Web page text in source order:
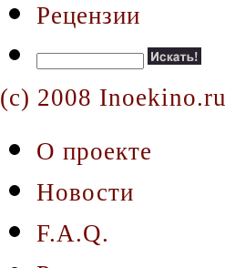
Рецензии
(c) 2008 Inoekino.ru
О проекте
Новости
F.A.Q.